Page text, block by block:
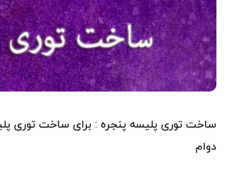
ساخت توری پلیسه پنجره : برای ساخت توری
دوام